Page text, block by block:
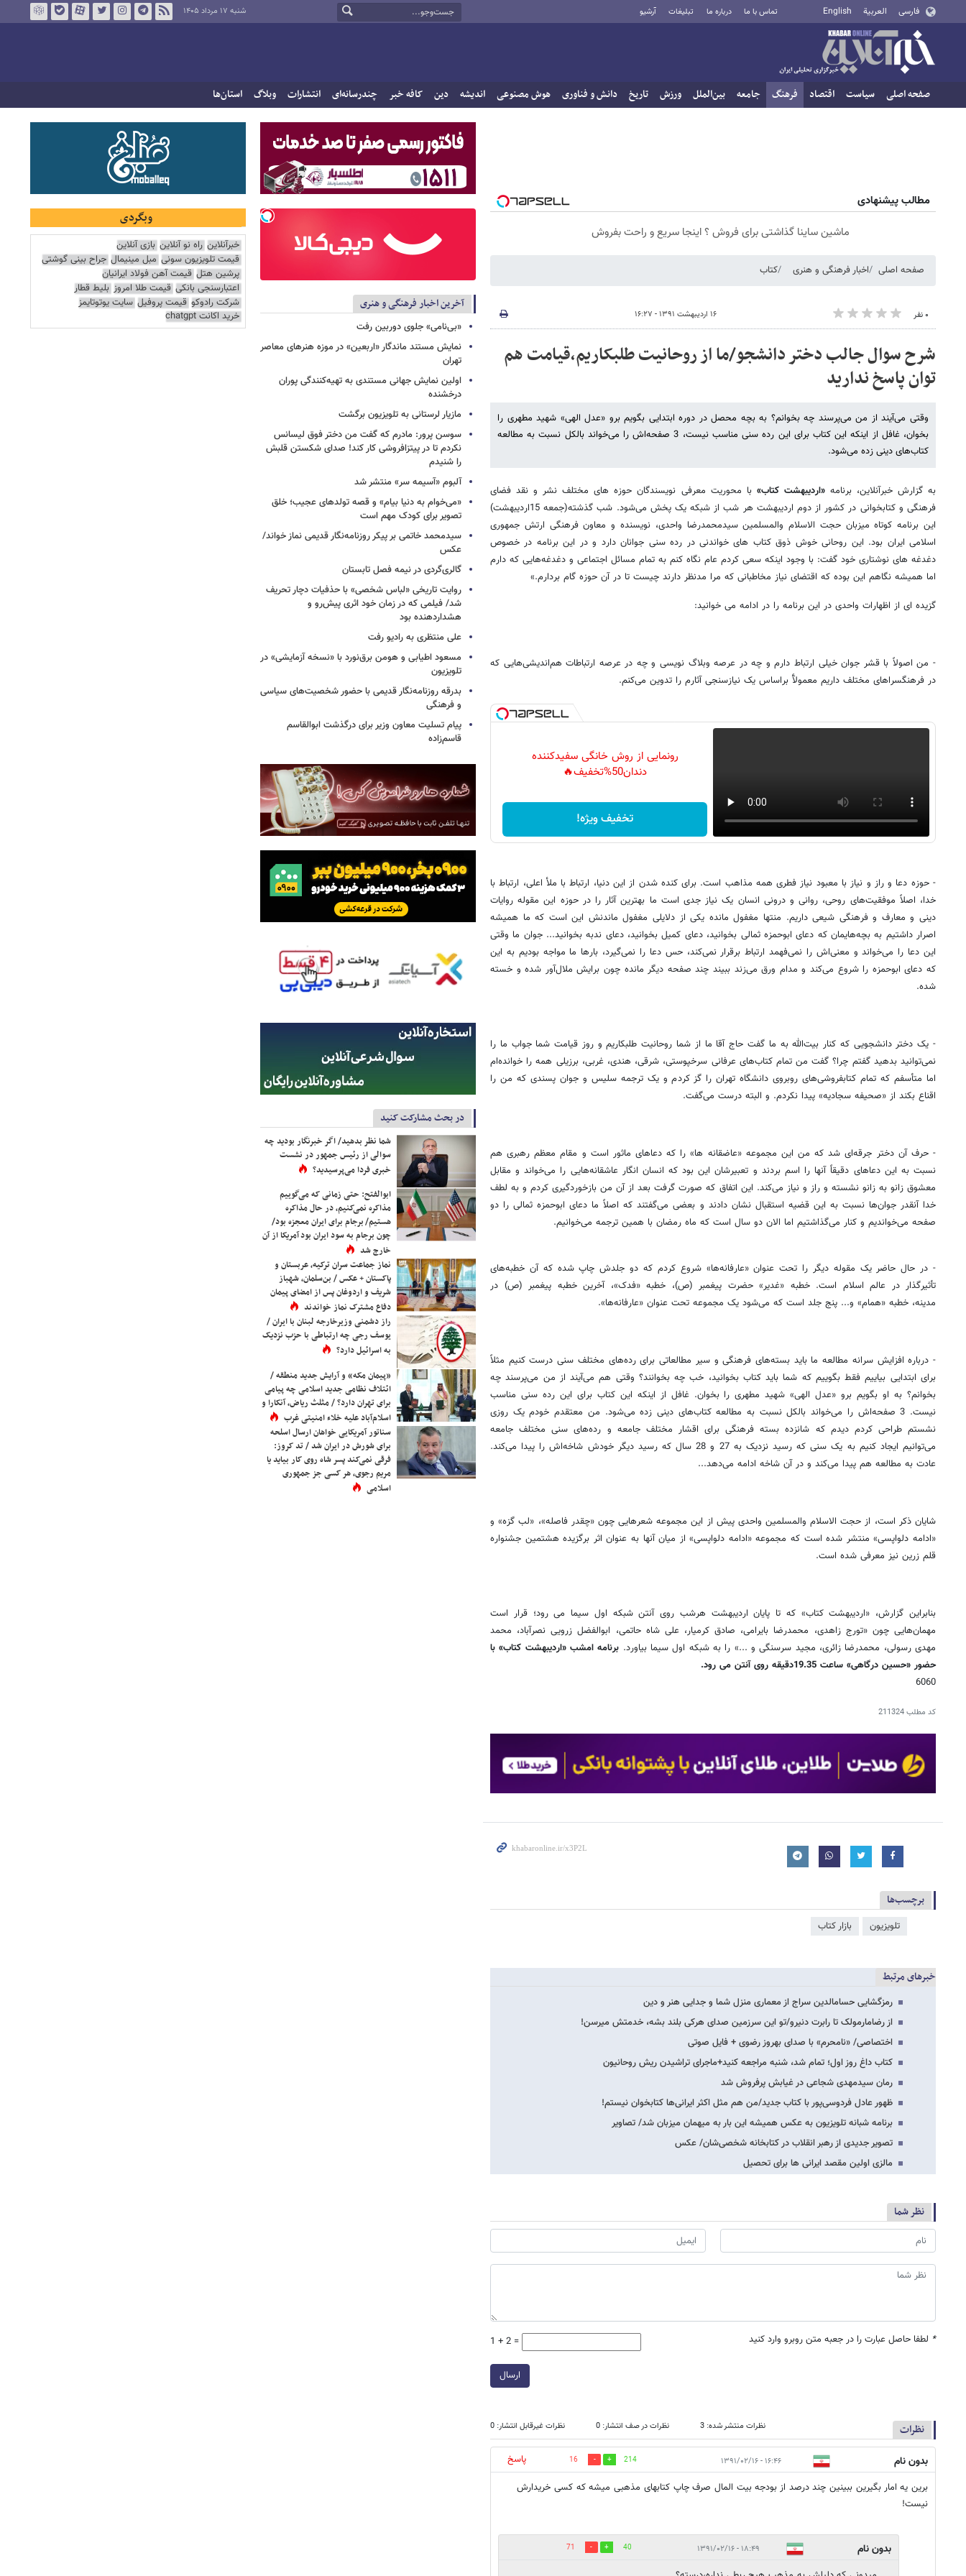
فارسی العربية English تماس با ما درباره ما تبلیغات آرشیو شنبه ۱۷ مرداد ۱۴۰۵
صفحه اصلی سیاست اقتصاد فرهنگ جامعه بین‌الملل ورزش تاریخ دانش و فناوری هوش مصنوعی اندیشه دین کافه خبر چندرسانه‌ای انتشارات وبلاگ استان‌ها
مطالب پیشنهادی
ماشین ساینا گذاشتی برای فروش ؟ اینجا سریع و راحت بفروش
صفحه اصلی اخبار فرهنگی و هنری کتاب
۰ نفر ۱۶ اردیبهشت ۱۳۹۱ - ۱۶:۲۷
شرح سوال جالب دختر دانشجو/ما از روحانیت طلبکاریم،قیامت هم
توان پاسخ ندارید
وقتی می‌آیند از من می‌پرسند چه بخوانم؟ به بچه محصل در دوره ابتدایی بگویم برو «عدل الهی» شهید مطهری را
بخوان، غافل از اینکه این کتاب برای این رده سنی مناسب نیست، 3 صفحه‌اش را می‌خواند بالکل نسبت به مطالعه
کتاب‌های دینی زده می‌شود.
به گزارش خبرآنلاین، برنامه«اردیبهشت کتاب» با محوریت معرفی نویسندگان حوزه های مختلف نشر و نقد فضای
فرهنگی و کتابخوانی در کشور از دوم اردیبهشت هر شب از شبکه یک پخش می‌شود. شب گذشته(جمعه 15اردیبهشت)
این برنامه کوتاه میزبان حجت الاسلام والمسلمین سیدمحمدرضا واحدی، نویسنده و معاون فرهنگی ارتش جمهوری
اسلامی ایران بود. این روحانی خوش ذوق کتاب های خواندنی در رده سنی جوانان دارد و در این برنامه در خصوص
دغدغه های نوشتاری خود گفت: با وجود اینکه سعی کردم عام نگاه کنم به تمام مسائل اجتماعی و دغدغه‌هایی که دارم
اما همیشه نگاهم این بوده که اقتضای نیاز مخاطبانی که مرا مدنظر دارند چیست تا در آن حوزه گام بردارم.»
گزیده ای از اظهارات واحدی در این برنامه را در ادامه می خوانید:
- من اصولاً با قشر جوان خیلی ارتباط دارم و چه در عرصه وبلاگ نویسی و چه در عرصه ارتباطات هم‌اندیشی‌هایی که
در فرهنگسراهای مختلف داریم معمولآً براساس یک نیازسنجی آثارم را تدوین می‌کنم.
رونمایی از روش خانگی سفیدکننده
دندان50%تخفیف🔥
تخفیف ویژه!
- حوزه دعا و راز و نیاز با معبود نیاز فطری همه مذاهب است. برای کنده شدن از این دنیا، ارتباط با ملأ اعلی، ارتباط با
خدا، اصلاً موفقیت‌های روحی، روانی و درونی انسان یک نیاز جدی است ما بهترین آثار را در حوزه این مقوله روایات
دینی و معارف و فرهنگی شیعی داریم. منتها مغفول مانده یکی از دلایلی مغفول ماندنش این است که ما همیشه
اصرار داشتیم به بچه‌هایمان که دعای ابوحمزه ثمالی بخوانید، دعای کمیل بخوانید، دعای ندبه بخوانید... جوان ما وقتی
این دعا را می‌خواند و معنی‌اش را نمی‌فهمد ارتباط برقرار نمی‌کند، حس دعا را نمی‌گیرد، بارها ما مواجه بودیم به این
که دعای ابوحمزه را شروع می‌کند و مدام ورق می‌زند ببیند چند صفحه دیگر مانده چون برایش ملال‌آور شده و خسته
شده.
- یک دختر دانشجویی که کنار بیت‌الله به ما گفت حاج آقا ما از شما روحانیت طلبکاریم و روز قیامت شما جواب ما را
نمی‌توانید بدهید گفتم چرا؟ گفت من تمام کتاب‌های عرفانی سرخپوستی، شرقی، هندی، غربی، برزیلی همه را خوانده‌ام
اما متأسفم که تمام کتابفروشی‌های روبروی دانشگاه تهران را گز کردم و یک ترجمه سلیس و جوان پسندی که من را
اقناع بکند از «صحیفه سجادیه» پیدا نکردم. و البته درست می‌گفت.
- حرف آن دختر جرقه‌ای شد که من این مجموعه «عاضقانه ها» را که دعاهای ماثور است و مقام معظم رهبری هم
نسبت به این دعاهای دقیقاً آنها را اسم بردند و تعبیرشان این بود که انسان انگار عاشقانه‌هایی را می‌خواند و مقابل
معشوق زانو به زانو نشسته و راز و نیاز می‌کند. این اتفاق که صورت گرفت بعد از آن من بازخوردگیری کردم و به لطف
خدا آنقدر جوان‌ها نسبت به این قضیه استقبال نشان دادند و بعضی می‌گفتند که اصلاً ما دعای ابوحمزه ثمالی را دو
صفحه می‌خواندیم و کنار می‌گذاشتیم اما الان دو سال است که ماه رمضان با همین ترجمه می‌خوانیم.
- در حال حاضر یک مقوله دیگر را تحت عنوان «عارفانه‌ها» شروع کردم که دو جلدش چاپ شده که آن خطبه‌های
تأثیرگذار در عالم اسلام است. خطبه «غدیر» حضرت پیغمبر (ص)، خطبه «فدک»، آخرین خطبه پیغمبر (ص) در
مدینه، خطبه «همام» و... پنج جلد است که می‌شود یک مجموعه تحت عنوان «عارفانه‌ها».
- درباره افزایش سرانه مطالعه ما باید بسته‌های فرهنگی و سیر مطالعاتی برای رده‌های مختلف سنی درست کنیم مثلاً
برای ابتدایی بیاییم فقط بگوییم که شما باید کتاب بخوانید، خب چه بخوانند؟ وقتی هم می‌آیند از من می‌پرسند چه
بخوانم؟ به او بگویم برو «عدل الهی» شهید مطهری را بخوان. غافل از اینکه این کتاب برای این رده سنی مناسب
نیست. 3 صفحه‌اش را می‌خواند بالکل نسبت به مطالعه کتاب‌های دینی زده می‌شود. من معتقدم خودم یک روزی
نشستم طراحی کردم دیدم که شانزده بسته فرهنگی برای اقشار مختلف جامعه و رده‌های سنی مختلف جامعه
می‌توانیم ایجاد کنیم به یک سنی که رسید نزدیک به 27 و 28 سال که رسید دیگر خودش شاخه‌اش را پیدا می‌کند.
عادت به مطالعه هم پیدا می‌کند و در آن شاخه ادامه می‌دهد...
شایان ذکر است، از حجت الاسلام والمسلمین واحدی پیش از این مجموعه شعرهایی چون «چقدر فاصله»، «لب گزه» و
«ادامه دلواپسی» منتشر شده است که مجموعه «ادامه دلواپسی» از میان آنها به عنوان اثر برگزیده هشتمین جشنواره
قلم زرین نیز معرفی شده است.
بنابراین گزارش، «اردیبهشت کتاب» که تا پایان اردیبهشت هرشب روی آنتن شبکه اول سیما می رود؛ قرار است
مهمان‌هایی چون «تورج زاهدی، محمدرضا بایرامی، صادق کرمیار، علی شاه حاتمی، ابوالفضل زرویی نصرآباد، محمد
مهدی رسولی، محمدرضا زائری، مجید سرسنگی و ...» را به شبکه اول سیما بیاورد. برنامه امشب «اردیبهشت کتاب» با
حضور «حسین درگاهی» ساعت 19.35دقیقه روی آنتن می رود.
6060
کد مطلب211324
برچسب‌ها
تلویزیون بازار کتاب
خبرهای مرتبط
رمزگشایی حسام​الدین سراج از معماری منزل شما و جدایی هنر و دین
از رضامارمولک تا رابرت دنیرو/تو این سرزمین صدای هرکی بلند بشه، خدمتش می​رسن!
اختصاصی/ «نامحرم» با صدای بهروز رضوی + فایل صوتی
کتاب داغ روز اول؛ تمام شد، شنبه مراجعه کنید+ماجرای تراشیدن ریش روحانیون
رمان سیدمهدی شجاعی در غیابش پرفروش شد
ظهور عادل فردوسی‌پور با کتاب جدید/من هم مثل اکثر ایرانی‌ها کتابخوان نیستم!
برنامه شبانه تلویزیون به عکس همیشه این بار به میهمان میزبان شد/ تصاویر
تصویر جدیدی از رهبر انقلاب در کتابخانه شخصی‌شان/ عکس
مالزی اولین مقصد ایرانی ها برای تحصیل
نظر شما
* لطفا حاصل عبارت را در جعبه متن روبرو وارد کنید 1 + 2 =
ارسال
نظرات نظرات منتشر شده: 3 نظرات در صف انتشار: 0 نظرات غیرقابل انتشار: 0
بدون نام ۱۶:۴۶ - ۱۳۹۱/۰۲/۱۶ 214
16
پاسخ
برین یه امار بگیرین ببینین چند درصد از بودجه بیت المال صرف چاپ کتابهای مذهبی میشه که کسی خریدارش
نیست!
بدون نام ۱۸:۴۹ - ۱۳۹۱/۰۲/۱۶ 40
71
آخرین اخبار فرهنگی و هنری
«بی‌نامی» جلوی دوربین رفت
نمایش مستند ماندگار «اربعین» در موزه هنرهای معاصر
تهران
اولین نمایش جهانی مستندی به تهیه‌کنندگی پوران
درخشنده
مازیار لرستانی به تلویزیون برگشت
سوسن پرور: مادرم که گفت من دختر فوق‌ لیسانس
نکردم تا در پیتزافروشی کار کند! صدای شکستن قلبش
را شنیدم
آلبوم «آسیمه سر» منتشر شد
«می‌خوام به دنیا بیام» و قصه تولدهای عجیب؛ خلق
تصویر برای کودک مهم است
سیدمحمد خاتمی بر پیکر روزنامه‌نگار قدیمی نماز خواند/
عکس
گالری‌گردی در نیمه فصل تابستان
روایت تاریخی «لباس شخصی» با حذفیات دچار تحریف
شد/ فیلمی که در زمان خود اثری پیش‌رو و
هشداردهنده بود
علی منتظری به رادیو رفت
مسعود اطیابی و هومن برق‌نورد با «نسخه آزمایشی» در
تلویزیون
بدرقه روزنامه‌نگار قدیمی با حضور شخصیت‌های سیاسی
و فرهنگی
پیام تسلیت معاون وزیر برای درگذشت ابوالقاسم
قاسم‌زاده
در بحث مشارکت کنید
شما نظر بدهید/ اگر خبرنگار بودید چه
سوالی از رئیس جمهور در نشست
خبری فردا می‌پرسیدید؟
ابوالفتح: حتی زمانی که می‌گوییم
مذاکره نمی‌کنیم، در حال مذاکره
هستیم/ برجام برای ایران معجزه بود/
چون برجام به سود ایران بود آمریکا از آن
خارج شد
نماز جماعت سران ترکیه، عربستان و
پاکستان + عکس / بن‌سلمان، شهباز
شریف و اردوغان پس از امضای پیمان
دفاع مشترک نماز خواندند
راز دشمنی وزیرخارجه لبنان با ایران /
یوسف رجی چه ارتباطی با حزب نزدیک
به اسرائیل دارد؟
«پیمان مکه» و آرایش جدید منطقه /
ائتلاف نظامی جدید اسلامی چه پیامی
برای تهران دارد؟ / مثلث ریاض، آنکارا و
اسلام‌آباد علیه خلاء امنیتی غرب
سناتور آمریکایی خواهان ارسال اسلحه
برای شورش در ایران شد / تد کروز:
فرقی نمی‌کند پسر شاه روی کار بیاید یا
مریم رجوی، هر کسی جز جمهوری
اسلامی
وبگردی
خبرآنلاین راه نو آنلاین بازی آنلاین
قیمت تلویزیون سونی مبل مینیمال جراح بینی گوشتی
پرشین هتل قیمت آهن فولاد ایرانیان
اعتبارسنجی بانکی قیمت طلا امروز بلیط قطار
شرکت رادوکو قیمت پروفیل سایت یوتوتایمز
خرید اکانت chatgpt